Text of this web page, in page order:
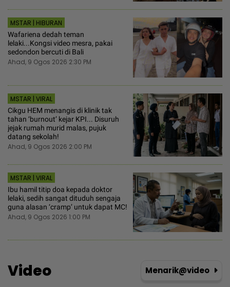
MSTAR | HIBURAN
Wafariena dedah teman
lelaki...Kongsi video mesra, pakai
sedondon bercuti di Bali
Ahad, 9 Ogos 2026 2:30 PM
MSTAR | VIRAL
Cikgu HEM menangis di klinik tak
tahan ‘burnout’ kejar KPI... Disuruh
jejak rumah murid malas, pujuk
datang sekolah!
Ahad, 9 Ogos 2026 2:00 PM
MSTAR | VIRAL
Ibu hamil titip doa kepada doktor
lelaki, sedih sangat dituduh sengaja
guna alasan ‘cramp’ untuk dapat MC!
Ahad, 9 Ogos 2026 1:00 PM
Video Menarik@video